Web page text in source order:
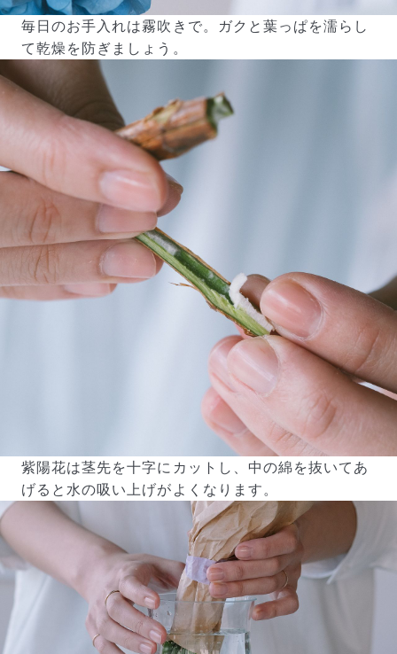
毎日のお手入れは霧吹きで。ガクと葉っぱを濡らし
て乾燥を防ぎましょう。
紫陽花は茎先を十字にカットし、中の綿を抜いてあ
げると水の吸い上げがよくなります。